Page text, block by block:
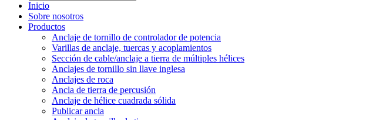
Inicio
Sobre nosotros
Productos
Anclaje de tornillo de controlador de potencia
Varillas de anclaje, tuercas y acoplamientos
Sección de cable/anclaje a tierra de múltiples hélices
Anclajes de tornillo sin llave inglesa
Anclajes de roca
Ancla de tierra de percusión
Anclaje de hélice cuadrada sólida
Publicar ancla